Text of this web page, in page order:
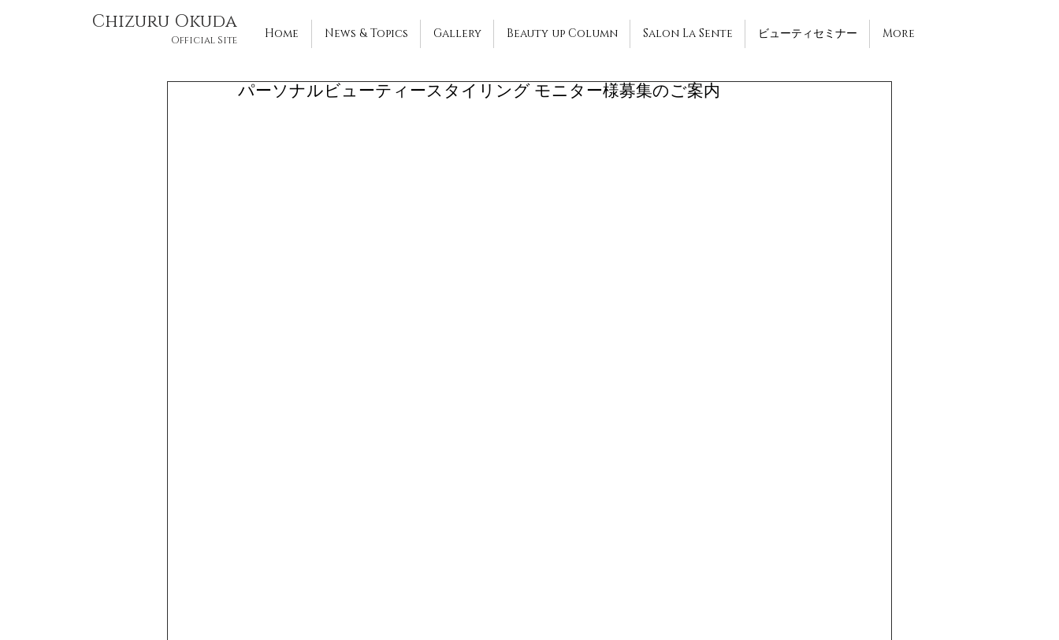
Chizuru Okuda
Official Site Home News & Topics Gallery Beauty up Column Salon La Sente ビューティセミナー More
パーソナルビューティースタイリング モニター様募集のご案内